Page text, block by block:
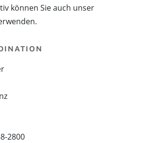
können Sie auch unser
2800